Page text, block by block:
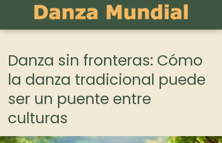
Danza sin fronteras: Cómo
la danza tradicional puede
ser un puente entre
culturas